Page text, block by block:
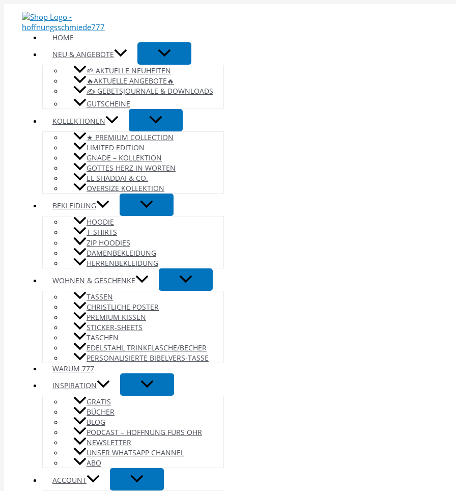
Inhalt
springen
HOME
NEU & ANGEBOTE
🌱 AKTUELLE NEUHEITEN
🔥AKTUELLE ANGEBOTE🔥
✍️ GEBETSJOURNALE & DOWNLOADS
GUTSCHEINE
KOLLEKTIONEN
★ PREMIUM COLLECTION
LIMITED EDITION
GNADE – KOLLEKTION
GOTTES HERZ IN WORTEN
EL SHADDAI & CO.
OVERSIZE KOLLEKTION
BEKLEIDUNG
HOODIE
T-SHIRTS
ZIP HOODIES
DAMENBEKLEIDUNG
HERRENBEKLEIDUNG
WOHNEN & GESCHENKE
TASSEN
CHRISTLICHE POSTER
PREMIUM KISSEN
STICKER-SHEETS
TASCHEN
EDELSTAHL TRINKFLASCHE/BECHER
PERSONALISIERTE BIBELVERS-TASSE
WARUM 777
INSPIRATION
GRATIS
BÜCHER
BLOG
PODCAST – HOFFNUNG FÜRS OHR
NEWSLETTER
UNSER WHATSAPP CHANNEL
ABO
ACCOUNT